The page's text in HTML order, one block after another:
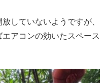
していないようですが、
アコンの効いたスペース